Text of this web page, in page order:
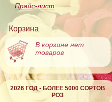
Прайс-лист
Корзина
В корзине нет
товаров
2026 ГОД - БОЛЕЕ 5000 СОРТОВ
РОЗ